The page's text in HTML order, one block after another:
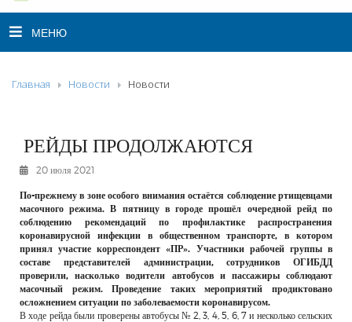
МЕНЮ
НОВОСТИ
К СВЕДЕНИЮ
КОНКУРСЫ
РЕКЛАМОДАТЕЛЯМ
ОБЪЯВЛЕНИЯ
КОНТАКТЫ
Главная Новости Новости
РЕЙДЫ ПРОДОЛЖАЮТСЯ
20 июля 2021
По-прежнему в зоне особого внимания остаётся соблюдение ртищевцами
масочного режима. В пятницу в городе прошёл очередной рейд по
соблюдению рекомендаций по профилактике распространения
коронавирусной инфекции в общественном транспорте, в котором
принял участие корреспондент «ПР». Участники рабочей группы в
составе представителей администрации, сотрудников ОГИБДД
проверили, насколько водители автобусов и пассажиры соблюдают
масочный режим. Проведение таких мероприятий продиктовано
осложнением ситуации по заболеваемости коронавирусом.
В ходе рейда были проверены автобусы № 2, 3, 4, 5, 6, 7 и несколько сельских